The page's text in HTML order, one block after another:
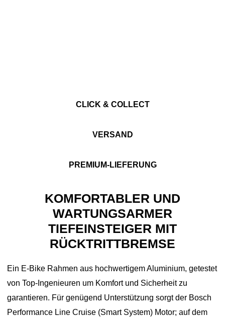
CLICK & COLLECT
VERSAND
PREMIUM-LIEFERUNG
KOMFORTABLER UND
WARTUNGSARMER
TIEFEINSTEIGER MIT
RÜCKTRITTBREMSE
Ein E-Bike Rahmen aus hochwertigem Aluminium, getestet
von Top-Ingenieuren um Komfort und Sicherheit zu
garantieren. Für genügend Unterstützung sorgt der Bosch
Performance Line Cruise (Smart System) Motor; auf dem